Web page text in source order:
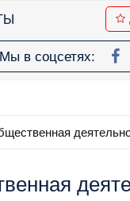
Мы в соцсетях: